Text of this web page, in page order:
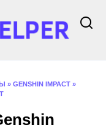
» GENSHIN IMPACT »